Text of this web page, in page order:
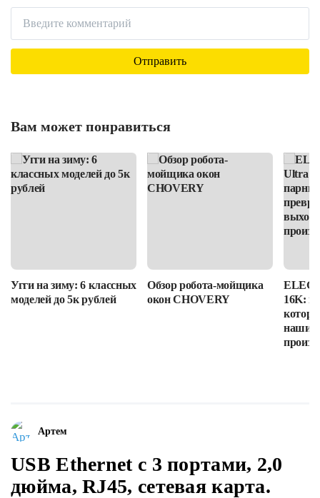
Вам может понравиться
Угги на зиму: 6 классных
моделей до 5к рублей
Обзор робота-мойщика
окон CHOVERY
16K:
наши
Артем
USB Ethernet с 3 портами, 2,0
дюйма, RJ45, сетевая карта.